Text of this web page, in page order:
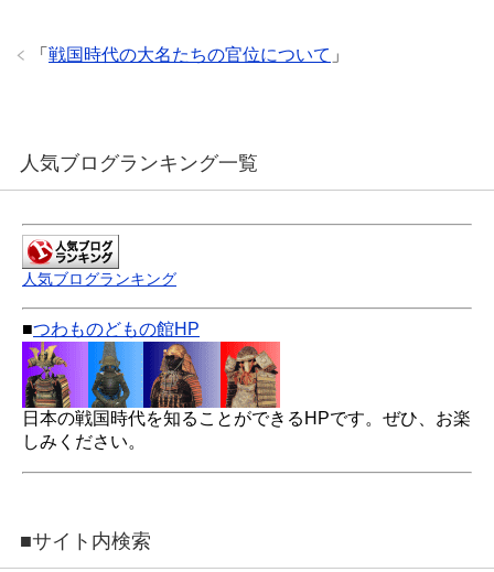
「 戦国時代の大名たちの官位について 」
人気ブログランキング一覧
人気ブログランキング
■つわものどもの館HP
日本の戦国時代を知ることができるHPです。ぜひ、お楽
しみください。
■サイト内検索